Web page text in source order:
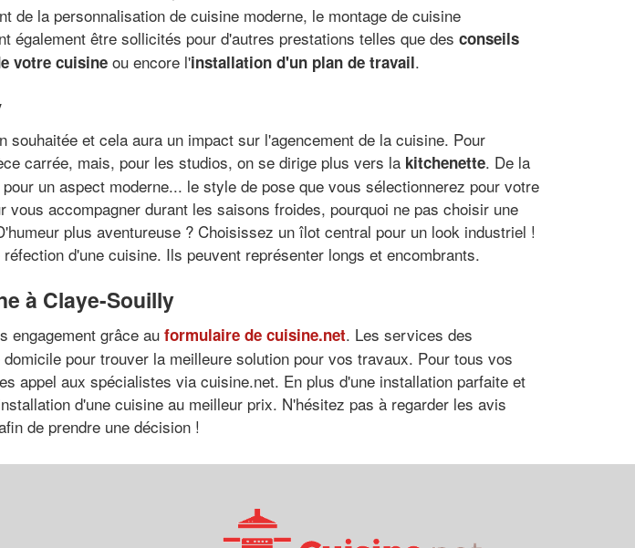
la personnalisation de cuisine moderne, le montage de cuisine
également être sollicités pour d'autres prestations telles que des conseils
votre cuisine ou encore l'installation d'un plan de travail.
et cela aura un impact sur l'agencement de la cuisine. Pour
carrée, mais, pour les studios, on se dirige plus vers la kitchenette. De la
un aspect moderne... le style de pose que vous sélectionnerez pour votre
accompagner durant les saisons froides, pourquoi ne pas choisir une
plus aventureuse ? Choisissez un îlot central pour un look industriel !
d'une cuisine. Ils peuvent représenter longs et encombrants.
à Claye-Souilly
engagement grâce au formulaire de cuisine.net. Les services des
pour trouver la meilleure solution pour vos travaux. Pour tous vos
appel aux spécialistes via cuisine.net. En plus d'une installation parfaite et
d'une cuisine au meilleur prix. N'hésitez pas à regarder les avis
de prendre une décision !